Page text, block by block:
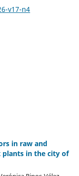
v17-n4
in raw and
in the city of